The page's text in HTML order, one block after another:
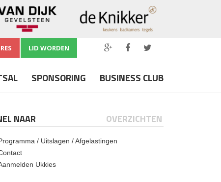
LID WORDEN
SPONSORING BUSINESS CLUB
NAAR OVERZICHTEN
/ Uitslagen / Afgelastingen
Ukkies